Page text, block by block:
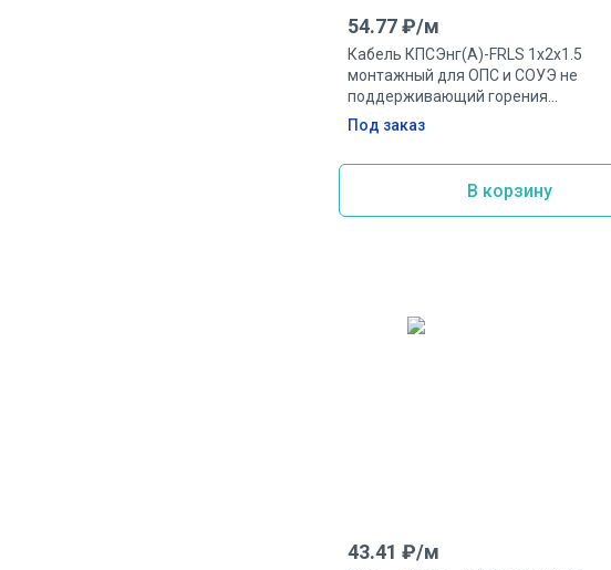
54.77₽/м
Кабель КПСЭнг(А)-FRLS 1х2х1.5
монтажный для ОПС и СОУЭ не
поддерживающий горения
экранированный огнестойкий 1 пара
1.5мм.кв
Под заказ
В корзину
43.41 ₽/м